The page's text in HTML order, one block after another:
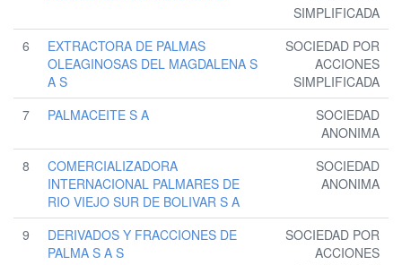
SIMPLIFICADA
6
EXTRACTORA DE PALMAS
OLEAGINOSAS DEL MAGDALENA S
A S
SOCIEDAD POR
ACCIONES
SIMPLIFICADA
7
PALMACEITE S A
SOCIEDAD
ANONIMA
8
COMERCIALIZADORA
INTERNACIONAL PALMARES DE
RIO VIEJO SUR DE BOLIVAR S A
SOCIEDAD
ANONIMA
9
DERIVADOS Y FRACCIONES DE
PALMA S A S
SOCIEDAD POR
ACCIONES